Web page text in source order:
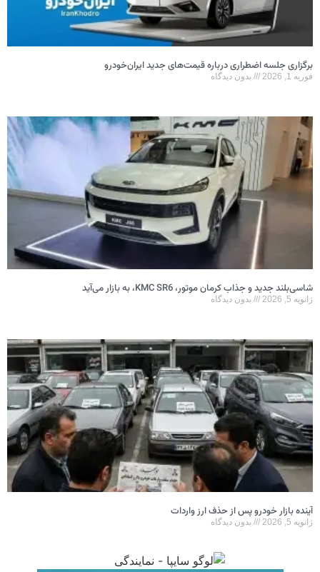
برگزاری جلسه اضطراری درباره قیمت‌های جدید ایران‌خودرو
فوریه 1, 2026 بدون دیدگاه
شاسی‌بلند جدید و جذاب کرمان موتور، KMC SR6، به بازار می‌آید
ژانویه 5, 2026 بدون دیدگاه
آینده بازار خودرو پس از حذف ارز واردات
ژانویه 5, 2026 بدون دیدگاه